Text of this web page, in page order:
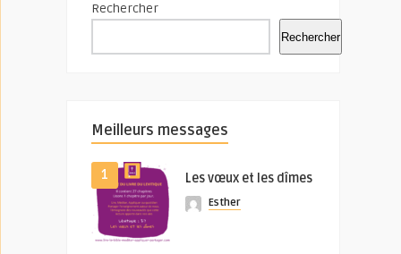
Rechercher
Rechercher
Meilleurs messages
1 Les vœux et les dîmes
Esther